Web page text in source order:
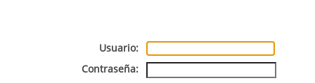
Usuario:
Contraseña: